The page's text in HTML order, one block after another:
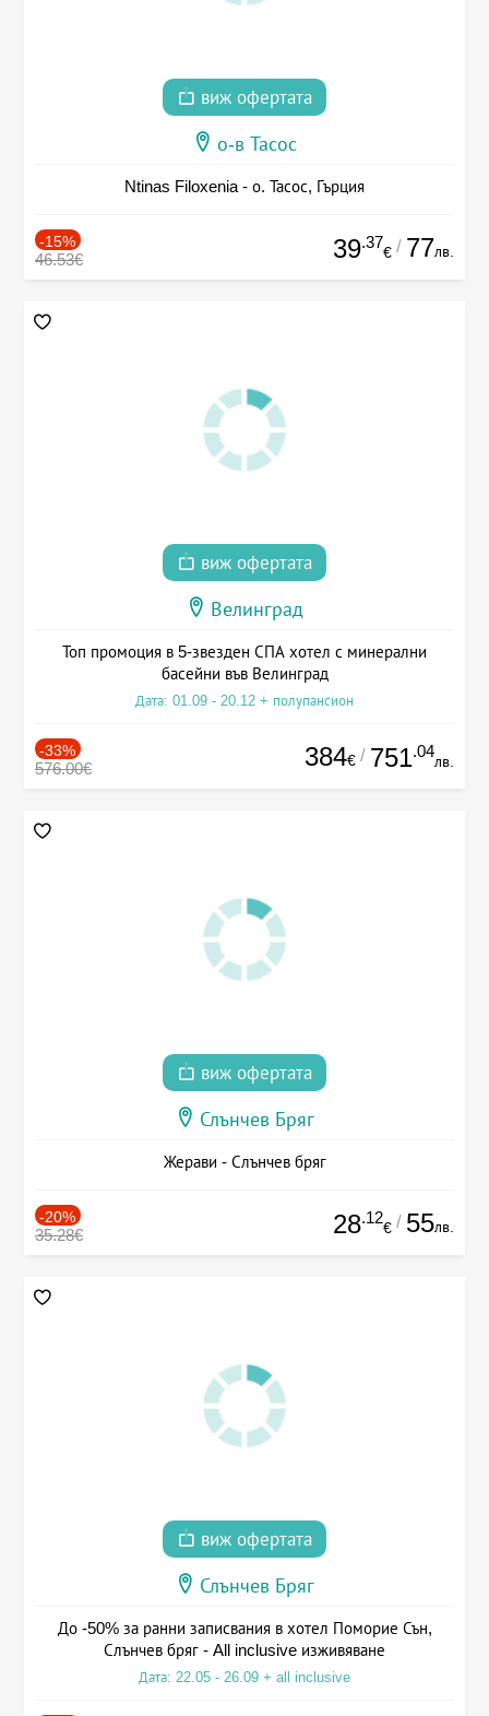
виж офертата
о-в Тасос
Ntinas Filoxenia - о. Тасос, Гърция
-15%
46.53€ 39.37
€ / 77лв.
виж офертата
Велинград
Топ промоция в 5-звезден СПА хотел с минерални
басейни във Велинград
Дата: 01.09 - 20.12 + полупансион
-33%
576.00€ 384€ / 751.04
лв.
виж офертата
Слънчев Бряг
Жерави - Слънчев бряг
-20%
35.28€ 28.12
€ / 55лв.
виж офертата
Слънчев Бряг
До -50% за ранни записвания в хотел Поморие Сън,
Слънчев бряг - All inclusive изживяване
Дата: 22.05 - 26.09 + all inclusive